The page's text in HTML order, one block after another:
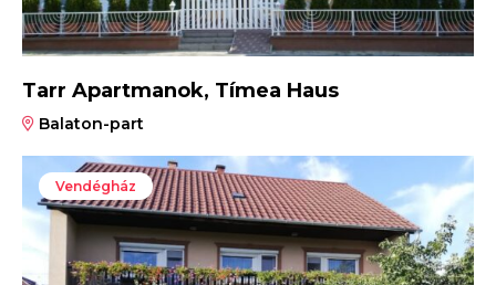
Tarr Apartmanok, Tímea Haus
Balaton-part
Vendégház